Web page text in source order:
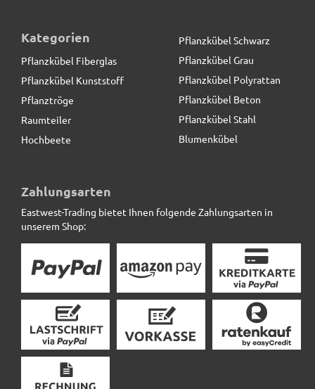
Kategorien
Pflanzkübel Fiberglas
Pflanzkübel Kunststoff
Pflanztröge
Raumteiler
Hochbeete
Pflanzkübel Schwarz
Pflanzkübel Grau
Pflanzkübel Polyrattan
Pflanzkübel Beton
Pflanzkübel Stahl
Blumenkübel
Zahlungsarten
Eastwest-Trading bietet Ihnen folgende Zahlungsarten in
unserem Shop: